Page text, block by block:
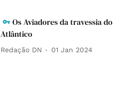
Os Aviadores da travessia do
Atlântico
Redação DN 01 Jan 2024